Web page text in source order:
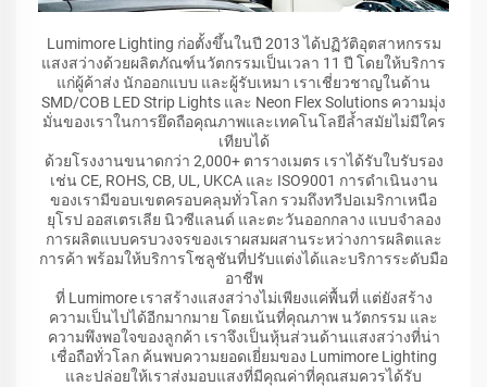
Lumimore Lighting ก่อตั้งขึ้นในปี 2013 ได้ปฏิวัติอุตสาหกรรม
แสงสว่างด้วยผลิตภัณฑ์นวัตกรรมเป็นเวลา 11 ปี โดยให้บริการ
แก่ผู้ค้าส่ง นักออกแบบ และผู้รับเหมา เราเชี่ยวชาญในด้าน
SMD/COB LED Strip Lights และ Neon Flex Solutions ความมุ่ง
มั่นของเราในการยึดถือคุณภาพและเทคโนโลยีล้ำสมัยไม่มีใคร
เทียบได้
ด้วยโรงงานขนาดกว่า 2,000+ ตารางเมตร เราได้รับใบรับรอง
เช่น CE, ROHS, CB, UL, UKCA และ ISO9001 การดำเนินงาน
ของเรามีขอบเขตครอบคลุมทั่วโลก รวมถึงทวีปอเมริกาเหนือ
ยุโรป ออสเตรเลีย นิวซีแลนด์ และตะวันออกกลาง แบบจำลอง
การผลิตแบบครบวงจรของเราผสมผสานระหว่างการผลิตและ
การค้า พร้อมให้บริการโซลูชันที่ปรับแต่งได้และบริการระดับมือ
อาชีพ
ที่ Lumimore เราสร้างแสงสว่างไม่เพียงแค่พื้นที่ แต่ยังสร้าง
ความเป็นไปได้อีกมากมาย โดยเน้นที่คุณภาพ นวัตกรรม และ
ความพึงพอใจของลูกค้า เราจึงเป็นหุ้นส่วนด้านแสงสว่างที่น่า
เชื่อถือทั่วโลก ค้นพบความยอดเยี่ยมของ Lumimore Lighting
และปล่อยให้เราส่งมอบแสงที่มีคุณค่าที่คุณสมควรได้รับ